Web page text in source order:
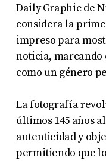
Daily Graphic de
considera la
impreso para
noticia,
como un género
La fotografía
últimos 145 años
autenticidad y
permitiendo que